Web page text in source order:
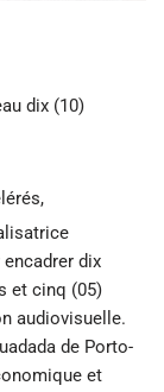
dix (10)
dix
et cinq (05)
audiovisuelle.
de Porto-
et